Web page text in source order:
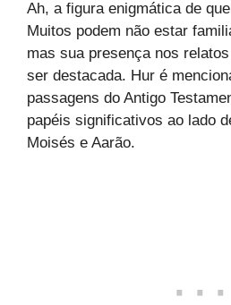
Ah, a figura enigmática de
Muitos podem não estar
mas sua presença nos
ser destacada. Hur é
passagens do Antigo
papéis significativos ao lado
Moisés e Aarão.